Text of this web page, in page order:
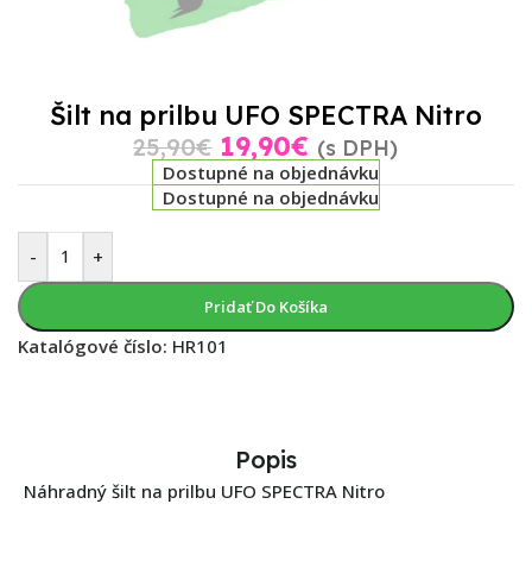
Šilt na prilbu UFO SPECTRA Nitro
25,90€ 19,90€ (s DPH)
Dostupné na objednávku
Dostupné na objednávku
- +
Pridať Do Košíka
Katalógové číslo: HR101
Popis
Náhradný šilt na prilbu UFO SPECTRA Nitro